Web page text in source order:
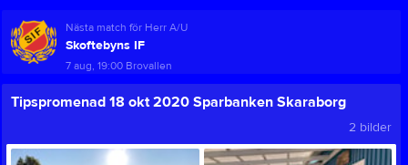
Nästa match för Herr A/U
Skoftebyns IF
7 aug, 19:00 Brovallen
Tipspromenad 18 okt 2020 Sparbanken Skaraborg
2 bilder